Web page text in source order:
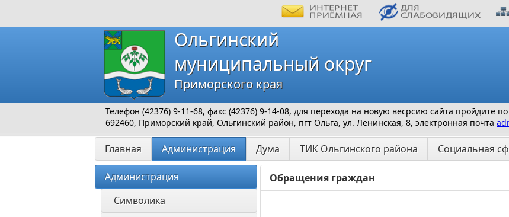
Ольгинский
муниципальный округ
Приморского края
Телефон (42376) 9-11-68, факс (42376) 9-14-08, для перехода на новую весрсию сайта пройдите по
692460, Приморский край, Ольгинский район, пгт Ольга, ул. Ленинская, 8, электронная почта
Главная Администрация Дума ТИК Ольгинского района Социальная
Администрация
Символика
Обращения граждан